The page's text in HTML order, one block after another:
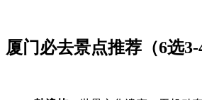
厦门必去景点推荐（6选3-